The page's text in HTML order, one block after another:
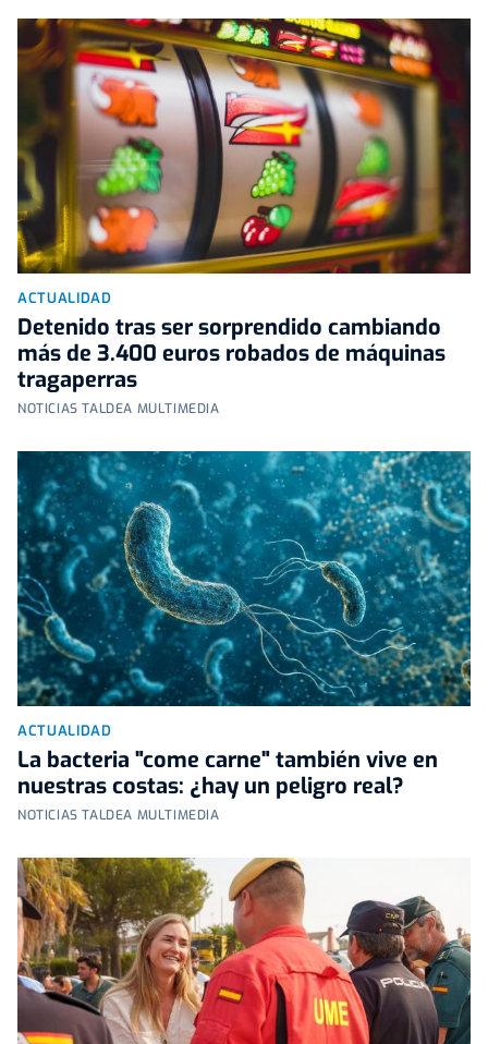
ACTUALIDAD
Detenido tras ser sorprendido cambiando
más de 3.400 euros robados de máquinas
tragaperras
NOTICIAS TALDEA MULTIMEDIA
ACTUALIDAD
La bacteria "come carne" también vive en
nuestras costas: ¿hay un peligro real?
NOTICIAS TALDEA MULTIMEDIA